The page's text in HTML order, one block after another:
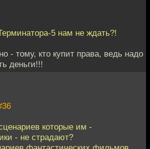
5 нам не ждать?!
- тому, кто купит права, ведь надо
деньги!!!
которые им -
- не страдают?